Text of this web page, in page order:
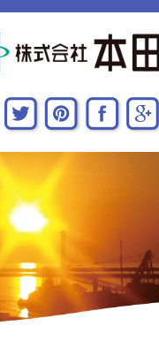
企業情報
CSR活動
主な施工実績
関連会社
お問い合わせ・アクセス